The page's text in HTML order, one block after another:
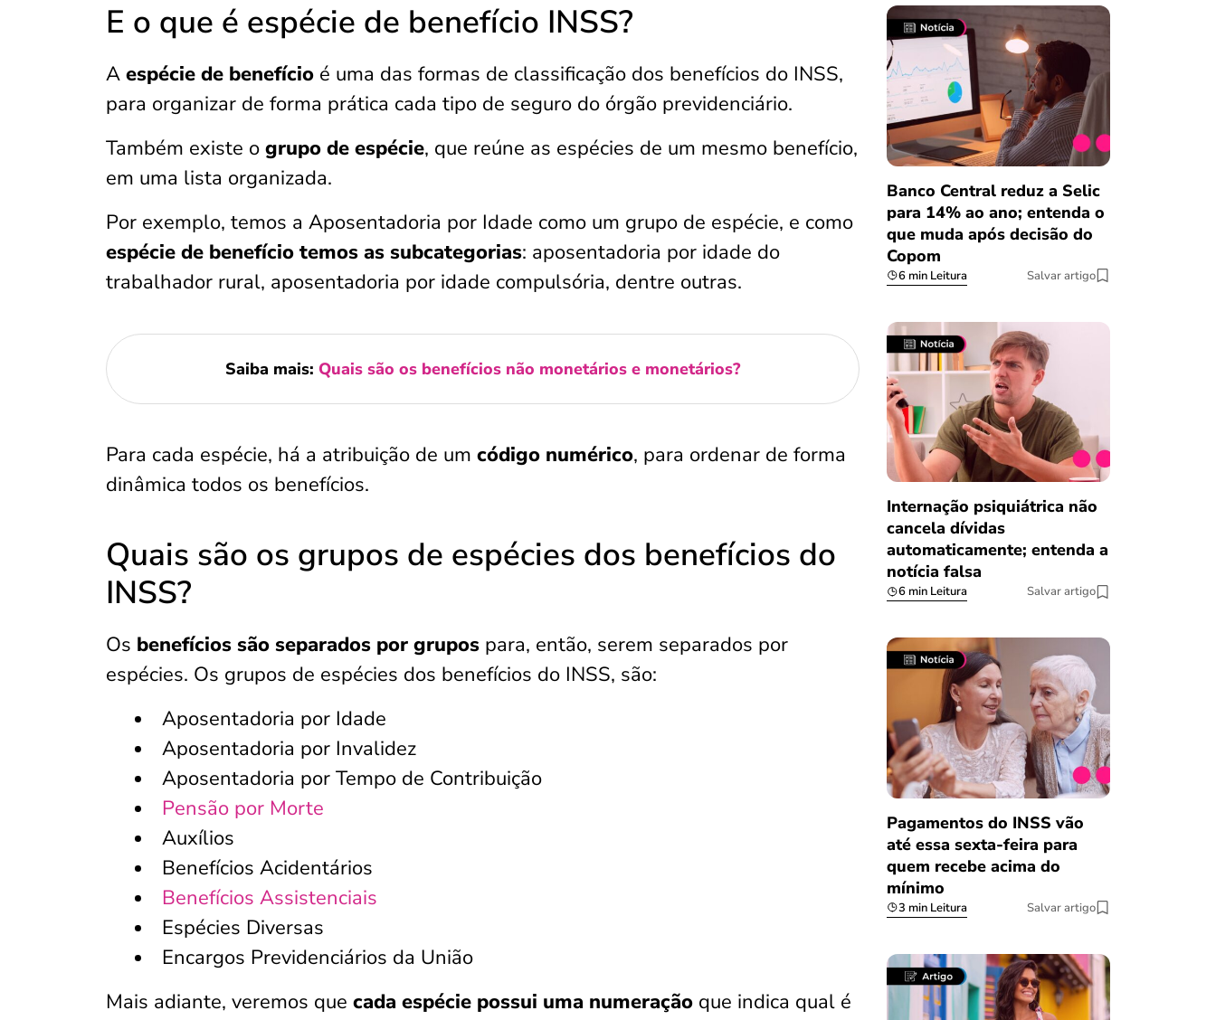
E o que é espécie de benefício INSS?
A espécie de benefício é uma das formas de classificação dos benefícios do INSS,
para organizar de forma prática cada tipo de seguro do órgão previdenciário.
Também existe o grupo de espécie, que reúne as espécies de um mesmo benefício,
em uma lista organizada.
Por exemplo, temos a Aposentadoria por Idade como um grupo de espécie, e como
espécie de benefício temos as subcategorias: aposentadoria por idade do
trabalhador rural, aposentadoria por idade compulsória, dentre outras.
Saiba mais: Quais são os benefícios não monetários e monetários?
Para cada espécie, há a atribuição de um código numérico, para ordenar de forma
dinâmica todos os benefícios.
Quais são os grupos de espécies dos benefícios do
INSS?
Os benefícios são separados por grupos para, então, serem separados por
espécies. Os grupos de espécies dos benefícios do INSS, são:
Aposentadoria por Idade
Aposentadoria por Invalidez
Aposentadoria por Tempo de Contribuição
Pensão por Morte
Auxílios
Benefícios Acidentários
Benefícios Assistenciais
Espécies Diversas
Encargos Previdenciários da União
Mais adiante, veremos que cada espécie possui uma numeração que indica qual é
Banco Central reduz a Selic
para 14% ao ano; entenda o
que muda após decisão do
Copom
6 min Leitura Salvar artigo
Internação psiquiátrica não
cancela dívidas
automaticamente; entenda a
notícia falsa
6 min Leitura Salvar artigo
Pagamentos do INSS vão
até essa sexta-feira para
quem recebe acima do
mínimo
3 min Leitura Salvar artigo